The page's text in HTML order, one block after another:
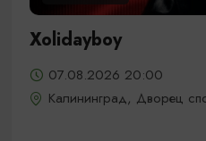
Xolidayboy
07.08.2026 20:00
Калининград, Дворец